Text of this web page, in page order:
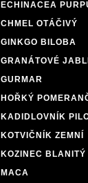
ECHINACEA
CHMEL OTÁČIVÝ
GINKGO BILOBA
GRANÁTOVÉ
GURMAR
HOŘKÝ
KADIDLOVNÍK
KOTVIČNÍK ZEMNÍ
KOZINEC
MACA